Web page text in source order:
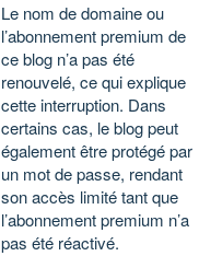
Le nom de domaine ou
l’abonnement premium de
ce blog n’a pas été
renouvelé, ce qui explique
cette interruption. Dans
certains cas, le blog peut
également être protégé par
un mot de passe, rendant
son accès limité tant que
l’abonnement premium n’a
pas été réactivé.